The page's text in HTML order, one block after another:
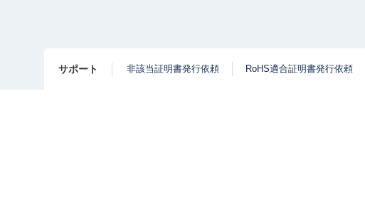
サポート 非該当証明書発行依頼 RoHS適合証明書発行依頼